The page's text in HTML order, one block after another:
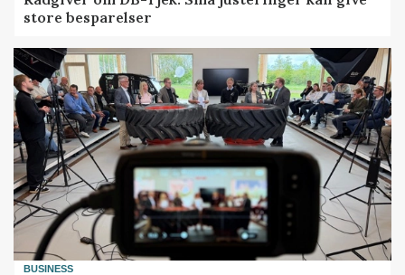
store besparelser
BUSINESS